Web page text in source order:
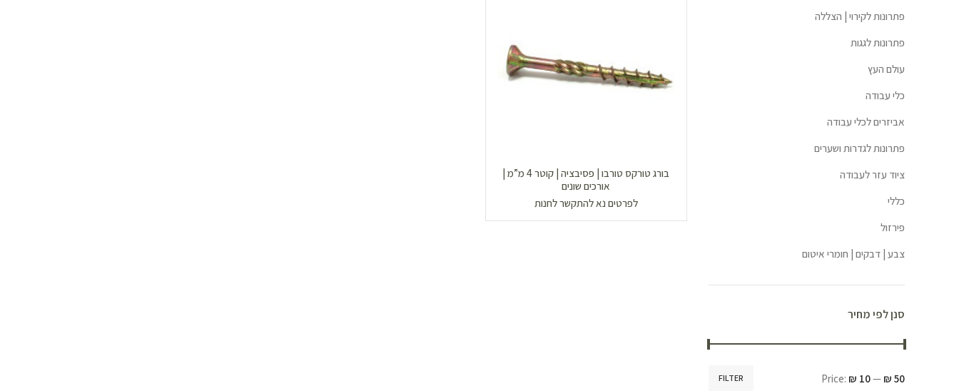
פתרונות לקירוי | הצללה
פתרונות לגגות
עולם העץ
כלי עבודה
אביזרים לכלי עבודה
פתרונות לגדרות ושערים
ציוד עזר לעבודה
כללי
פירזול
צבע | דבקים | חומרי איטום
סנן לפי מחיר
FILTER Price: ₪ 10— ₪ 50
בורג טורקס טורבו | פסיבציה | קוטר 4 מ”מ |
אורכים שונים
לפרטים נא להתקשר לחנות